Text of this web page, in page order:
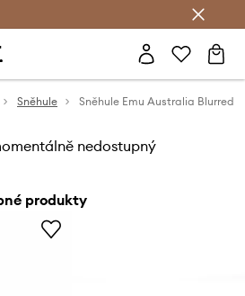
Sněhule Sněhule Emu Australia Blurred
nedostupný
produkty